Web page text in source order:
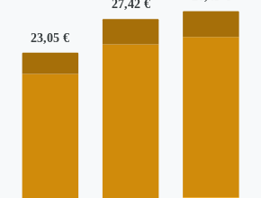
23,05 €
27,42 €